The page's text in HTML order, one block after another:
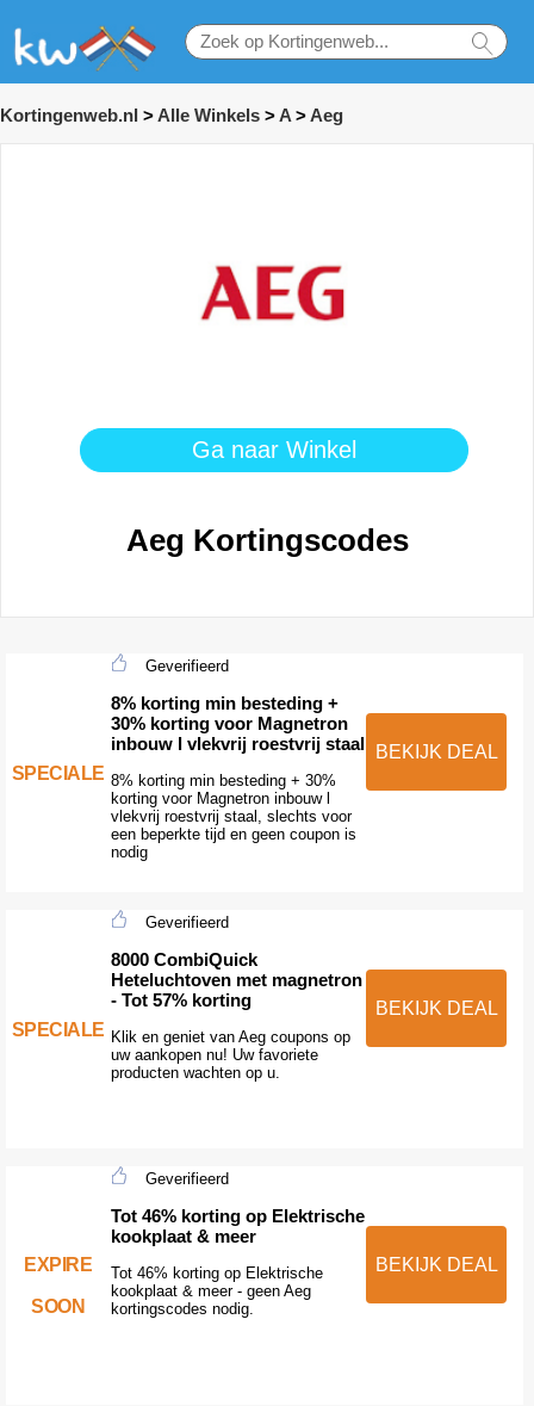
Kortingenweb.nl > Alle Winkels > A > Aeg
Ga naar Winkel
Aeg Kortingscodes
SPECIALE
Geverifieerd
8% korting min besteding +
30% korting voor Magnetron
inbouw l vlekvrij roestvrij staal
8% korting min besteding + 30%
korting voor Magnetron inbouw l
vlekvrij roestvrij staal, slechts voor
een beperkte tijd en geen coupon is
nodig
BEKIJK DEAL
SPECIALE
Geverifieerd
8000 CombiQuick
Heteluchtoven met magnetron
- Tot 57% korting
Klik en geniet van Aeg coupons op
uw aankopen nu! Uw favoriete
producten wachten op u.
BEKIJK DEAL
EXPIRE
SOON
Geverifieerd
Tot 46% korting op Elektrische
kookplaat & meer
Tot 46% korting op Elektrische
kookplaat & meer - geen Aeg
kortingscodes nodig.
BEKIJK DEAL